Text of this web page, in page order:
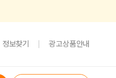
정보찾기 광고상품안내